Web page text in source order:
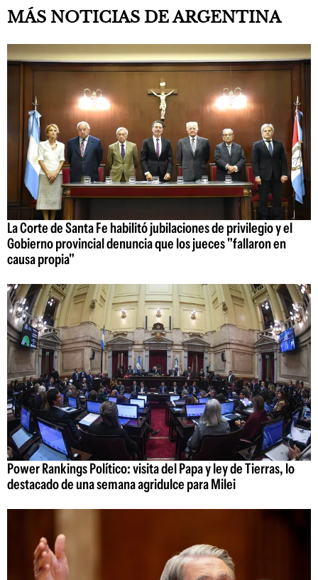
MÁS NOTICIAS DE ARGENTINA
La Corte de Santa Fe habilitó jubilaciones de privilegio y el
Gobierno provincial denuncia que los jueces "fallaron en
causa propia"
Power Rankings Político: visita del Papa y ley de Tierras, lo
destacado de una semana agridulce para Milei